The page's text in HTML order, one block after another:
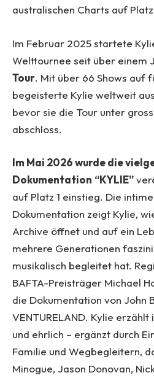
australischen Charts auf Platz
Im Februar 2025 startete
Welttournee seit über einem
Tour. Mit über 66 Shows auf
begeisterte Kylie weltweit
bevor sie die Tour unter
abschloss.
Im Mai 2026 wurde die
Dokumentation “KYLIE”
auf Platz 1 einstieg. Die
Dokumentation zeigt Kylie,
Archive öffnet und auf ein
mehrere Generationen
musikalisch begleitet hat.
BAFTA-Preisträger Michael
die Dokumentation von John
VENTURELAND. Kylie
und ehrlich – ergänzt durch
Familie und Wegbegleitern,
Minogue, Jason Donovan,